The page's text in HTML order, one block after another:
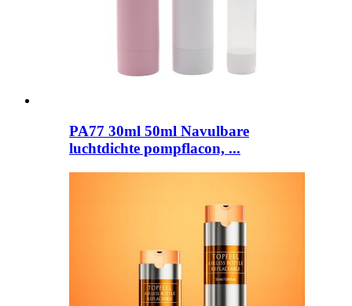
PA77 30ml 50ml Navulbare
luchtdichte pompflacon, ...